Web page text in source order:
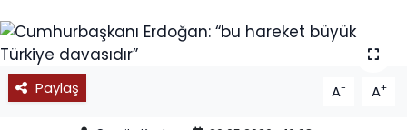
Paylaş A- A+
11:11 MANŞET